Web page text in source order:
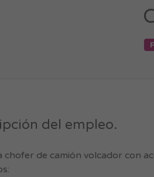
del empleo.
chofer de camión volcador con